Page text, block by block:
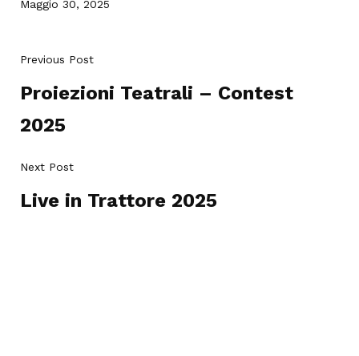
Maggio 30, 2025
Previous Post
Proiezioni Teatrali – Contest
2025
Next Post
Live in Trattore 2025